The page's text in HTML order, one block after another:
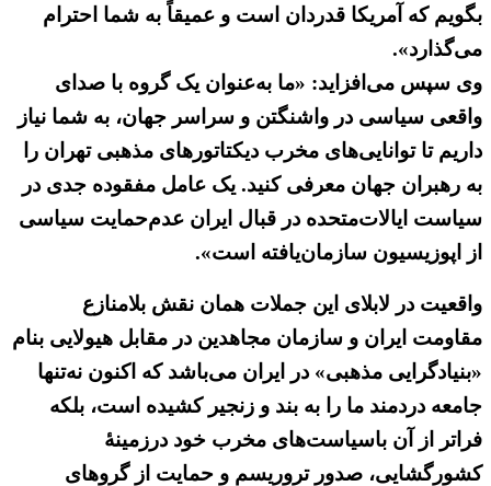
بگویم که آمریکا قدردان است و عمیقاً به شما احترام
می‌گذارد».
وی سپس می‌افزاید: «ما به‌عنوان یک گروه با صدای
واقعی سیاسی در واشنگتن و سراسر جهان، به شما نیاز
داریم تا توانایی‌های مخرب دیکتاتورهای مذهبی تهران را
به رهبران جهان معرفی کنید. یک عامل مفقوده جدی در
سیاست ایالات‌متحده در قبال ایران عدم‌حمایت سیاسی
از اپوزیسیون سازمان‌یافته است».
واقعیت در لابلای این جملات همان نقش بلامنازع
مقاومت ایران و سازمان مجاهدین در مقابل هیولایی بنام
«بنیادگرایی مذهبی» در ایران می‌باشد که اکنون نه‌تنها
جامعه دردمند ما را به بند و‌ زنجیر کشیده است، بلکه
فراتر از آن باسیاست‌های مخرب خود درزمینهٔ
کشورگشایی، صدور تروریسم و حمایت از گروهای